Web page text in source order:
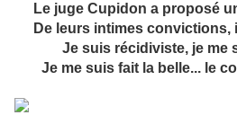
Le juge Cupidon a proposé
De leurs intimes convictions,
Je suis récidiviste, je me
Je me suis fait la belle... le